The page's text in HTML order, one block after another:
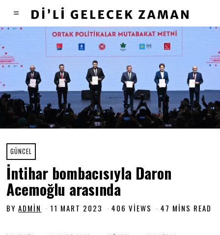
GÜNCEL
İntihar bombacısıyla Daron
Acemoğlu arasında
BYADMIN 11 MART 2023 406 VIEWS 47 MINS READ